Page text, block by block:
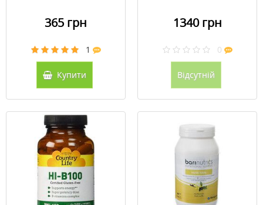
365 грн
1
Купити
1340 грн
0
Відсутній